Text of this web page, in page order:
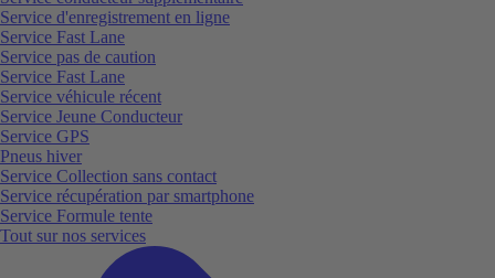
Service d'enregistrement en ligne
Service Fast Lane
Service pas de caution
Service Fast Lane
Service véhicule récent
Service Jeune Conducteur
Service GPS
Pneus hiver
Service Collection sans contact
Service récupération par smartphone
Service Formule tente
Tout sur nos services